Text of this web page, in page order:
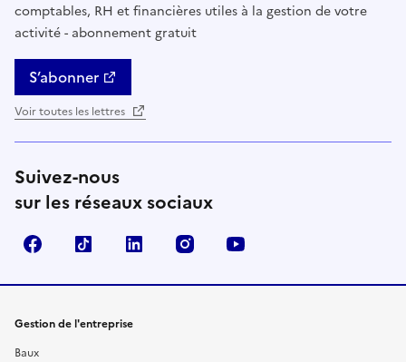
comptables, RH et financières utiles à la gestion de votre
activité - abonnement gratuit
S’abonner
Voir toutes les lettres
Suivez-nous
sur les réseaux sociaux
FacebookTikTok Linkedin Instagram
Gestion de l'entreprise
Baux